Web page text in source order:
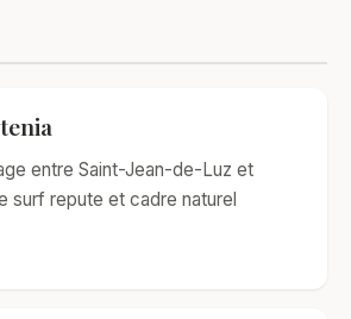
entre Saint-Jean-de-Luz et
surf repute et cadre naturel